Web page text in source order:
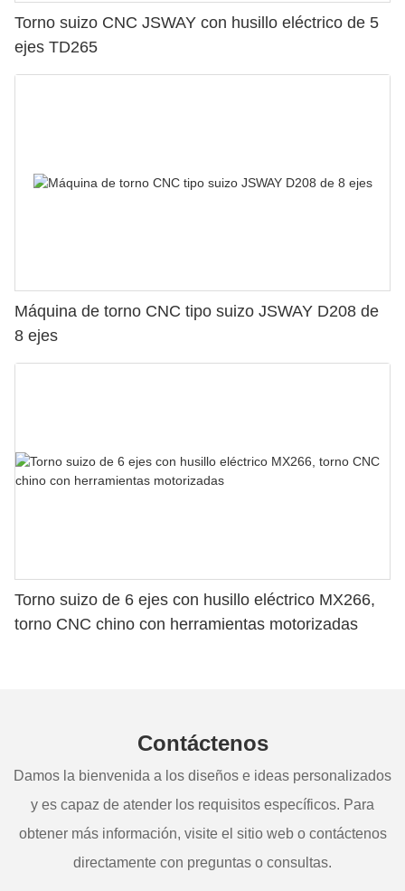
Torno suizo CNC JSWAY con husillo eléctrico de 5
ejes TD265
Máquina de torno CNC tipo suizo JSWAY D208 de
8 ejes
Torno suizo de 6 ejes con husillo eléctrico MX266,
torno CNC chino con herramientas motorizadas
Contáctenos
Damos la bienvenida a los diseños e ideas personalizados
y es capaz de atender los requisitos específicos. Para
obtener más información, visite el sitio web o contáctenos
directamente con preguntas o consultas.